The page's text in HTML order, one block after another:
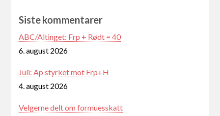
Siste kommentarer
ABC/Altinget: Frp + Rødt = 40
6. august 2026
Juli: Ap styrket mot Frp+H
4. august 2026
Velgerne delt om formuesskatt